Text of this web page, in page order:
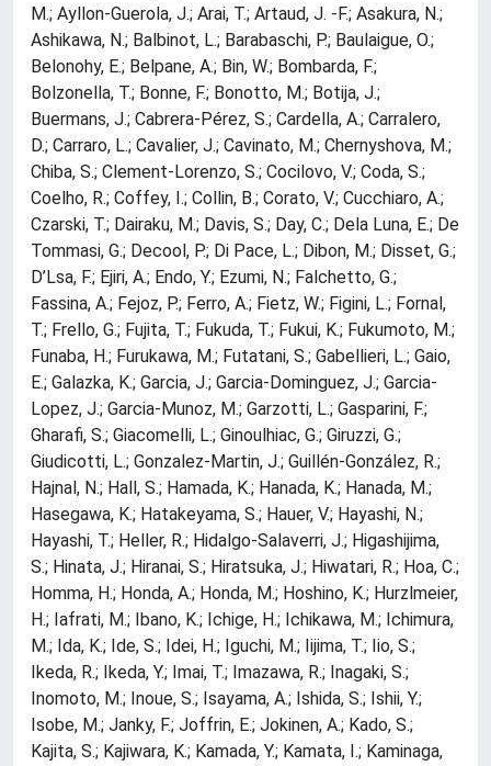
M.; Ayllon-Guerola, J.; Arai, T.; Artaud, J. -F.; Asakura, N.;
Ashikawa, N.; Balbinot, L.; Barabaschi, P.; Baulaigue, O.;
Belonohy, E.; Belpane, A.; Bin, W.; Bombarda, F.;
Bolzonella, T.; Bonne, F.; Bonotto, M.; Botija, J.;
Buermans, J.; Cabrera-Pérez, S.; Cardella, A.; Carralero,
D.; Carraro, L.; Cavalier, J.; Cavinato, M.; Chernyshova, M.;
Chiba, S.; Clement-Lorenzo, S.; Cocilovo, V.; Coda, S.;
Coelho, R.; Coffey, I.; Collin, B.; Corato, V.; Cucchiaro, A.;
Czarski, T.; Dairaku, M.; Davis, S.; Day, C.; Dela Luna, E.; De
Tommasi, G.; Decool, P.; Di Pace, L.; Dibon, M.; Disset, G.;
D’Lsa, F.; Ejiri, A.; Endo, Y.; Ezumi, N.; Falchetto, G.;
Fassina, A.; Fejoz, P.; Ferro, A.; Fietz, W.; Figini, L.; Fornal,
T.; Frello, G.; Fujita, T.; Fukuda, T.; Fukui, K.; Fukumoto, M.;
Funaba, H.; Furukawa, M.; Futatani, S.; Gabellieri, L.; Gaio,
E.; Galazka, K.; Garcia, J.; Garcia-Dominguez, J.; Garcia-
Lopez, J.; Garcia-Munoz, M.; Garzotti, L.; Gasparini, F.;
Gharafi, S.; Giacomelli, L.; Ginoulhiac, G.; Giruzzi, G.;
Giudicotti, L.; Gonzalez-Martin, J.; Guillén-González, R.;
Hajnal, N.; Hall, S.; Hamada, K.; Hanada, K.; Hanada, M.;
Hasegawa, K.; Hatakeyama, S.; Hauer, V.; Hayashi, N.;
Hayashi, T.; Heller, R.; Hidalgo-Salaverri, J.; Higashijima,
S.; Hinata, J.; Hiranai, S.; Hiratsuka, J.; Hiwatari, R.; Hoa, C.;
Homma, H.; Honda, A.; Honda, M.; Hoshino, K.; Hurzlmeier,
H.; Iafrati, M.; Ibano, K.; Ichige, H.; Ichikawa, M.; Ichimura,
M.; Ida, K.; Ide, S.; Idei, H.; Iguchi, M.; Iijima, T.; Iio, S.;
Ikeda, R.; Ikeda, Y.; Imai, T.; Imazawa, R.; Inagaki, S.;
Inomoto, M.; Inoue, S.; Isayama, A.; Ishida, S.; Ishii, Y.;
Isobe, M.; Janky, F.; Joffrin, E.; Jokinen, A.; Kado, S.;
Kajita, S.; Kajiwara, K.; Kamada, Y.; Kamata, I.; Kaminaga,